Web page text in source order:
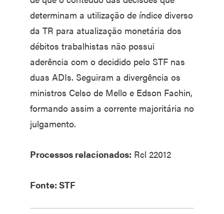
determinam a utilização de índice diverso
da TR para atualização monetária dos
débitos trabalhistas não possui
aderência com o decidido pelo STF nas
duas ADIs. Seguiram a divergência os
ministros Celso de Mello e Edson Fachin,
formando assim a corrente majoritária no
julgamento.
Processos relacionados: Rcl 22012
Fonte: STF